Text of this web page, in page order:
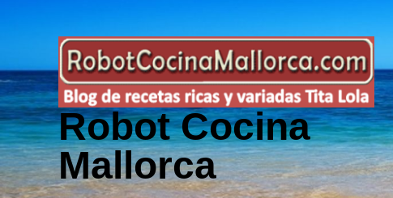
Robot Cocina
Mallorca